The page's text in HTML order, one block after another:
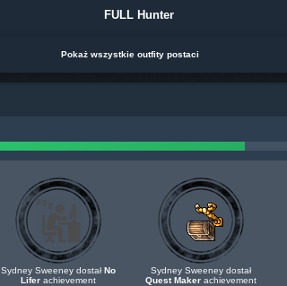
FULL Hunter
Pokaż wszystkie outfity postaci
Sydney Sweeney dostał No
Lifer achievement
Sydney Sweeney dostał
Quest Maker achievement